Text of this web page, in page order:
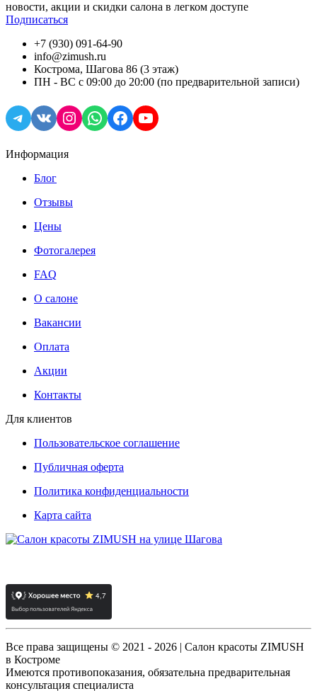
новости, акции и скидки салона в легком доступе
Подписаться
+7 (930) 091-64-90
info@zimush.ru
Кострома, Шагова 86 (3 этаж)
ПН - ВС с 09:00 до 20:00 (по предварительной записи)
Telegram
VK Instagram
WhatsApp
Facebook
YouTube
Информация
Блог
Отзывы
Цены
Фотогалерея
FAQ
О салоне
Вакансии
Оплата
Акции
Контакты
Для клиентов
Пользовательское соглашение
Публичная оферта
Политика конфиденциальности
Карта сайта
Все права защищены © 2021 - 2026 | Салон красоты ZIMUSH
в Костроме
Имеются противопоказания, обязательна предварительная
консультация специалиста